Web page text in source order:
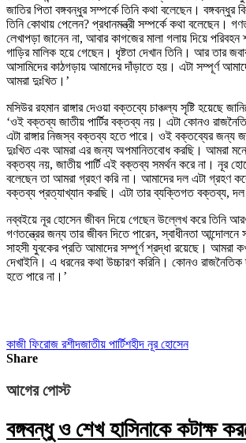
জাতির পিতা বঙ্গবন্ধুর সম্পর্কে তিনি কথা বলেছেন। বঙ্গবন্ধুর
তিনি কোথায় পেলেন? প্রধানমন্ত্রী সম্পর্কে কথা বলেছেন।
লেখাপড়া জানেন না, আবার কাগজের মালা গলায় দিয়ে পরিবহন
গাড়ির মালিক হয়ে গেছেন। ধৃষ্টতা দেখান তিনি। আর তার
আসামিদের কাঠগড়ায় আমাদের দাঁড়াতে হয়। এটা সম্পূর্ণ
আমরা দুঃখিত।’
মসিউর রহমান রাঙ্গার দেওয়া বক্তব্যে চাঞ্চল্য সৃষ্টি হয়েছে
‘ওই বক্তব্য জাতীয় পার্টির বক্তব্য নয়। এটা কোনও
এটা রাঙ্গার নিজস্ব বক্তব্য হতে পারে। ওই বক্তব্যের জন্য
দুঃখিত এবং আমরা এর জন্য অপমানিতবোধ করছি। আমরা মনে
বক্তব্য নয়, জাতীয় পার্টি এই বক্তব্য সমর্থন করে না। নূর
বলেছেন তা আমরা গ্রহণ করি না। আমাদের দল এটা গ্রহণ
বক্তব্য প্রত্যাখ্যান করছি। এটা তার ব্যক্তিগত বক্তব্য, দল
নব্বইয়ে নূর হোসেন জীবন দিয়ে গেছেন উল্লেখ করে তিনি
গণতন্ত্রের জন্য তার জীবন দিতে পারেন, স্বাধীনতা আন্দোলনে
সাহসী যুবকের প্রতি আমাদের সম্পূর্ণ শ্রদ্ধা রয়েছে। আমরা
দেখাইনি। এ ধরনের কথা উচ্চারণ করিনি। কোনও
হতে পারে না।’
কাজী ফিরোজ রশীদজাতীয় পার্টিশহীদ নূর হোসেন
Share
আগের পোস্ট
বঙ্গবন্ধু ও শেখ হাসিনাকে কটাক্ষ